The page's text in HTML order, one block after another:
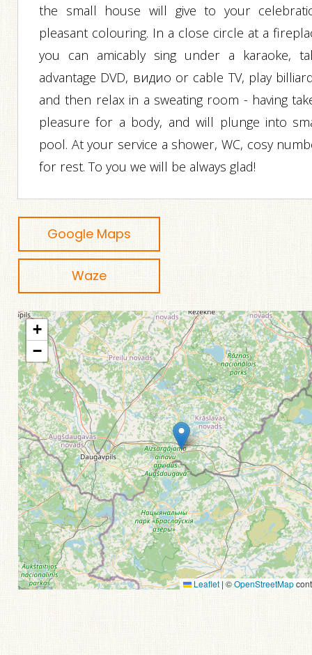
the small house will give to your
pleasant colouring. In a close circle at a
you can amicably sing under a karaoke,
advantage DVD, видио or cable ТV, play
and then relax in a sweating room - having
pleasure for a body, and will plunge into
pool. At your service a shower, WC, cosy
for rest. To you we will be always glad!
Google Maps
Waze
+
−
Leaflet | ©OpenStreetMap